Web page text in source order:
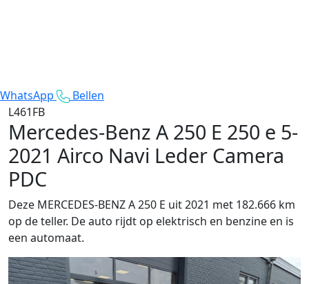
WhatsApp
Bellen
L461FB
Mercedes-Benz A 250 E 250 e 5-
2021 Airco Navi Leder Camera
PDC
Deze MERCEDES-BENZ A 250 E uit 2021 met 182.666 km
op de teller. De auto rijdt op elektrisch en benzine en is
een automaat.